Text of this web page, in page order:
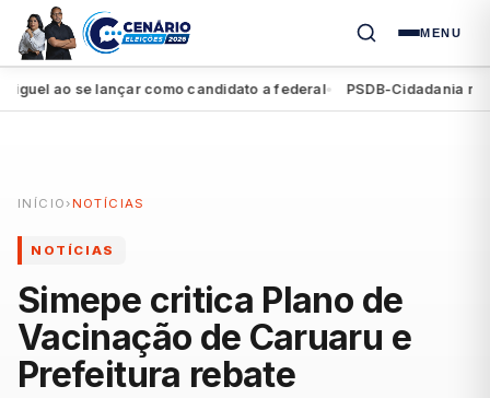
MENU
ao se lançar como candidato a federal● PSDB-Cidadania
INÍCIO › NOTÍCIAS
NOTÍCIAS
Simepe critica Plano de
Vacinação de Caruaru e
Prefeitura rebate